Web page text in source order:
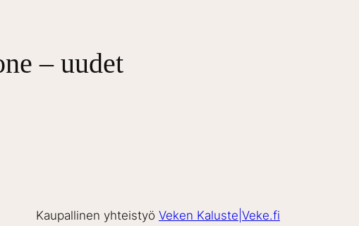
– uudet
Kaupallinen yhteistyö Veken Kaluste|Veke.fi